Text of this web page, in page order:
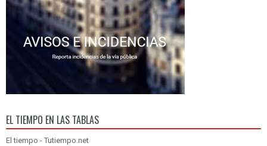
EL TIEMPO EN LAS TABLAS
El tiempo - Tutiempo.net